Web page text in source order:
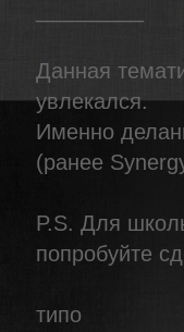
Данная
увлекался.
Именно
(ранее
P.S. Для
попробуйте
типо